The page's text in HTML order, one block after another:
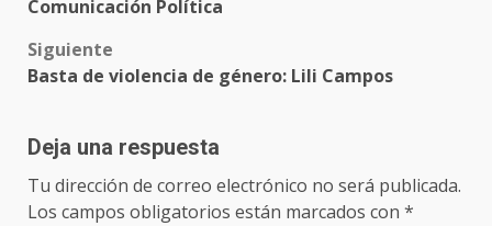
Comunicación Política
Siguiente
Basta de violencia de género: Lili Campos
Deja una respuesta
Tu dirección de correo electrónico no será publicada.
Los campos obligatorios están marcados con *